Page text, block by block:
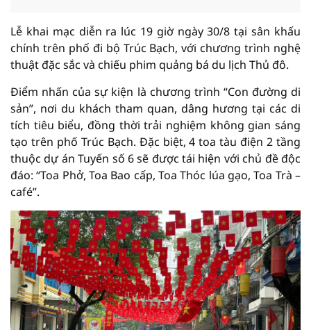
Lễ khai mạc diễn ra lúc 19 giờ ngày 30/8 tại sân khấu
chính trên phố đi bộ Trúc Bạch, với chương trình nghệ
thuật đặc sắc và chiếu phim quảng bá du lịch Thủ đô.
Điểm nhấn của sự kiện là chương trình “Con đường di
sản”, nơi du khách tham quan, dâng hương tại các di
tích tiêu biểu, đồng thời trải nghiệm không gian sáng
tạo trên phố Trúc Bạch. Đặc biệt, 4 toa tàu điện 2 tầng
thuộc dự án Tuyến số 6 sẽ được tái hiện với chủ đề độc
đáo: “Toa Phở, Toa Bao cấp, Toa Thóc lúa gạo, Toa Trà –
café”.